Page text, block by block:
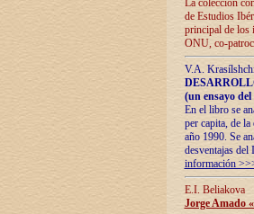
La colección
de Estudios
principal de los
ONU, co-
V.A.
(un ensayo
En el libro se
per capita, de
año 1990. Se
desventajas
información
E.I. Beliakova
Jorge Amado